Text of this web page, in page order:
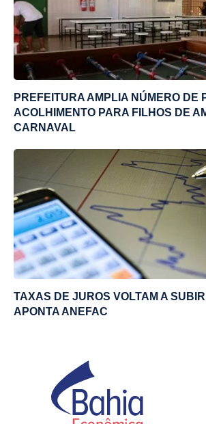
PREFEITURA AMPLIA NÚMERO DE
ACOLHIMENTO PARA FILHOS DE
CARNAVAL
TAXAS DE JUROS VOLTAM A
APONTA ANEFAC